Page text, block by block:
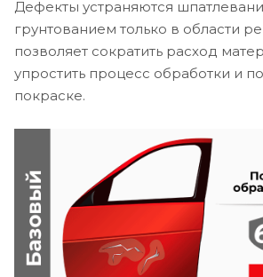
Дефекты устраняются
грунтованием только в области
позволяет сократить расход
упростить процесс обработки и
покраске.